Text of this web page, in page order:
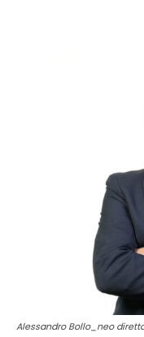
Alessandro Bollo_neo